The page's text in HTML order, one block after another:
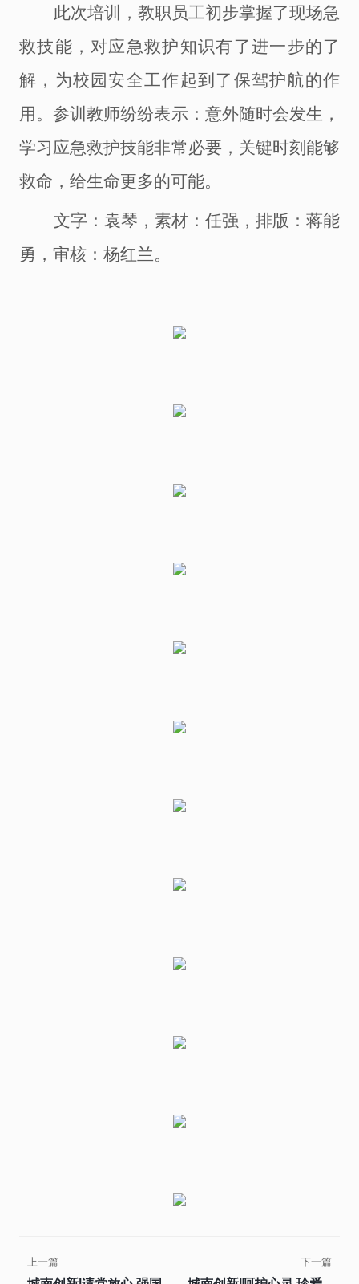
此次培训
，教职员工初步掌握了现场急
救技能，对应急救护知识有了进一步的了
解，为校园安全工作起到了 保驾护航的作
用 。参训教师纷纷表示：意外随时会发生，
学习应急救护技能非常必要，关键时刻能够
救命，给生命更多的可能。
文字：袁琴 ， 素材：任强，排版：蒋能
勇，审核：杨红兰。
上一篇 下一篇